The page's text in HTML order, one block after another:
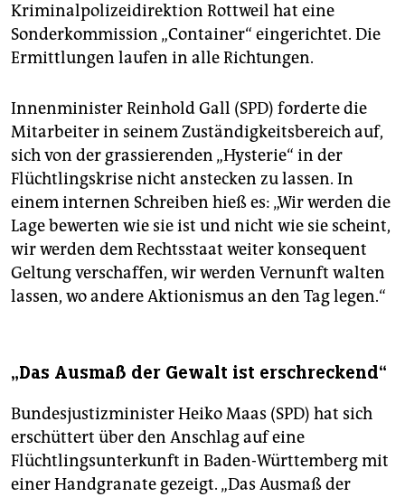
Kriminalpolizeidirektion Rottweil hat eine
Sonderkommission „Container“ eingerichtet. Die
Ermittlungen laufen in alle Richtungen.
Innenminister Reinhold Gall (SPD) forderte die
Mitarbeiter in seinem Zuständigkeitsbereich auf,
sich von der grassierenden „Hysterie“ in der
Flüchtlingskrise nicht anstecken zu lassen. In
einem internen Schreiben hieß es: „Wir werden die
Lage bewerten wie sie ist und nicht wie sie scheint,
wir werden dem Rechtsstaat weiter konsequent
Geltung verschaffen, wir werden Vernunft walten
lassen, wo andere Aktionismus an den Tag legen.“
„Das Ausmaß der Gewalt ist erschreckend“
Bundesjustizminister Heiko Maas (SPD) hat sich
erschüttert über den Anschlag auf eine
Flüchtlingsunterkunft in Baden-Württemberg mit
einer Handgranate gezeigt. „Das Ausmaß der